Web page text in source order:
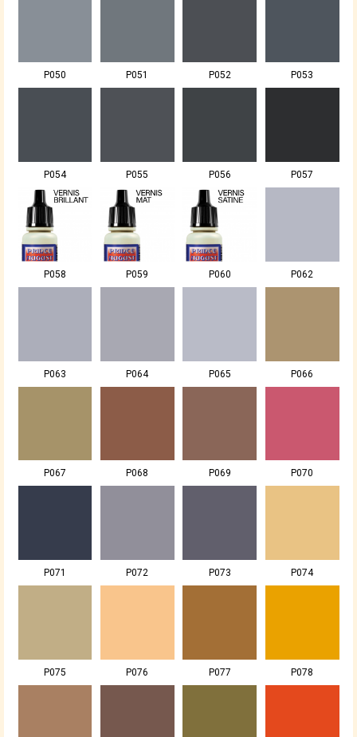
P050 P051 P052 P053
P054 P055 P056 P057
P058 P059 P060 P062
P063 P064 P065 P066
P067 P068 P069 P070
P071 P072 P073 P074
P075 P076 P077 P078